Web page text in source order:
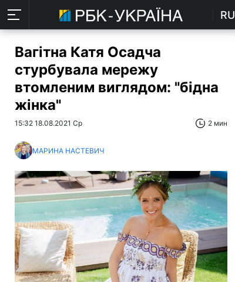
RU
Вагітна Катя Осадча
стурбувала мережу
втомленим виглядом: "бідна
жінка"
15:32 18.08.2021 Ср 2 мин
МАРИНА НАСТЕВИЧ